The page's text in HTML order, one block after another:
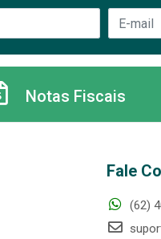
Notas Fiscais
Fale
(62)